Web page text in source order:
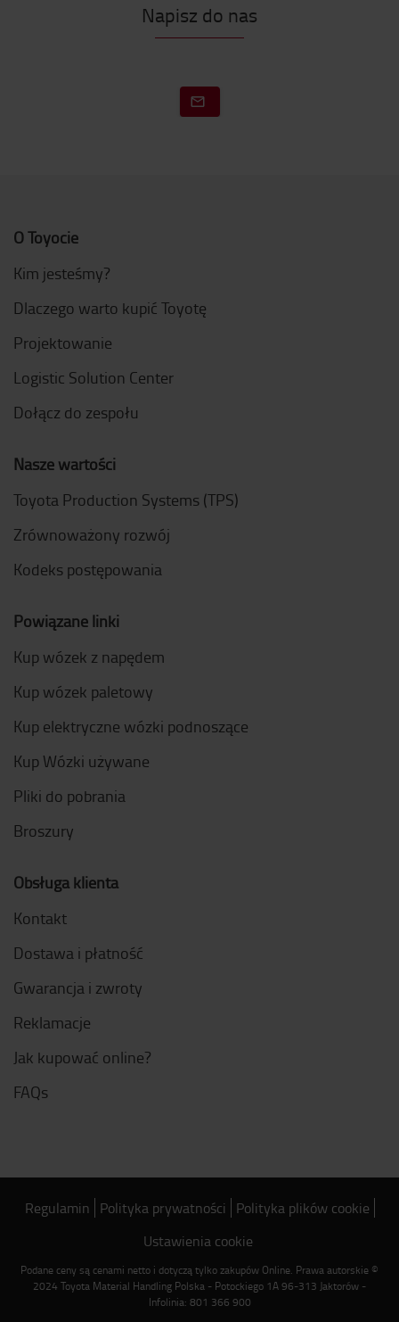
Napisz do nas
O Toyocie
Kim jesteśmy?
Dlaczego warto kupić Toyotę
Projektowanie
Logistic Solution Center
Dołącz do zespołu
Nasze wartości
Toyota Production Systems (TPS)
Zrównoważony rozwój
Kodeks postępowania
Powiązane linki
Kup wózek z napędem
Kup wózek paletowy
Kup elektryczne wózki podnoszące
Kup Wózki używane
Pliki do pobrania
Broszury
Obsługa klienta
Kontakt
Dostawa i płatność
Gwarancja i zwroty
Reklamacje
Jak kupować online?
FAQs
Regulamin Polityka prywatności
Polityka plików cookie
Ustawienia cookie
Podane ceny są cenami netto i dotyczą tylko zakupów Online. Prawa autorskie ©
2024 Toyota Material Handling Polska - Potockiego 1A 96-313 Jaktorów -
Infolinia: 801 366 900